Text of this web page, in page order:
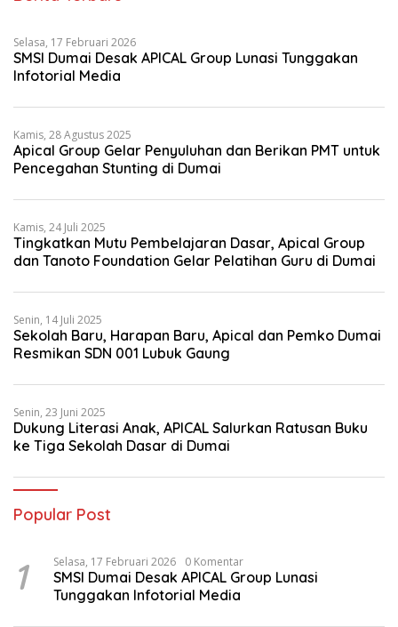
Selasa, 17 Februari 2026
SMSI Dumai Desak APICAL Group Lunasi Tunggakan
Infotorial Media
Kamis, 28 Agustus 2025
Apical Group Gelar Penyuluhan dan Berikan PMT untuk
Pencegahan Stunting di Dumai
Kamis, 24 Juli 2025
Tingkatkan Mutu Pembelajaran Dasar, Apical Group
dan Tanoto Foundation Gelar Pelatihan Guru di Dumai
Senin, 14 Juli 2025
Sekolah Baru, Harapan Baru, Apical dan Pemko Dumai
Resmikan SDN 001 Lubuk Gaung
Senin, 23 Juni 2025
Dukung Literasi Anak, APICAL Salurkan Ratusan Buku
ke Tiga Sekolah Dasar di Dumai
Popular Post
1 Selasa, 17 Februari 2026 0 Komentar
SMSI Dumai Desak APICAL Group Lunasi
Tunggakan Infotorial Media